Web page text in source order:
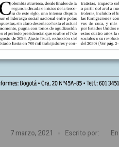
Escrito por Álvaro Sanabria
Ress, presidente entre 2005-
Ciencia Natural y actual
fundador de Skype, y Huw
Estudio...
7 marzo, 2021 Escrito por: En